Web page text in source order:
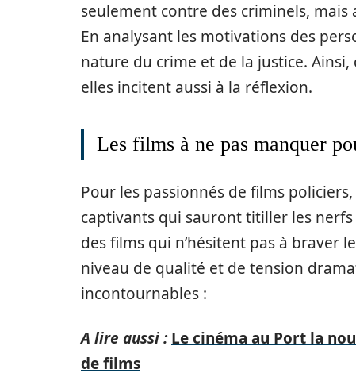
seulement contre des criminels,
En analysant les motivations des
nature du crime et de la justice.
elles incitent aussi à la réflexion.
Les films à ne pas manquer
Pour les passionnés de films
captivants qui sauront titiller les
des films qui n’hésitent pas à braver
niveau de qualité et de tension
incontournables :
A lire aussi : Le cinéma au Port la
de films